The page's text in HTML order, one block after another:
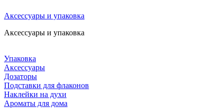
Аксессуары и упаковка
Аксессуары и упаковка
Упаковка
Аксессуары
Дозаторы
Подставки для флаконов
Наклейки на духи
Ароматы для дома